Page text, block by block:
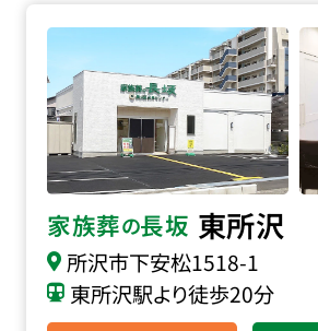
家族葬の長坂 東所沢
所沢市下安松1518-1
東所沢駅より徒歩20分
家族葬の長坂 東所沢の詳細へ